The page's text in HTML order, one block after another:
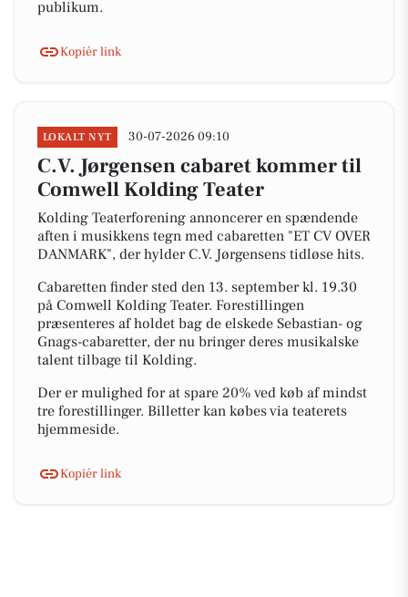
publikum.
Kopiér link
LOKALT NYT 30-07-2026 09:10
C.V. Jørgensen cabaret kommer til
Comwell Kolding Teater
Kolding Teaterforening annoncerer en spændende
aften i musikkens tegn med cabaretten "ET CV OVER
DANMARK", der hylder C.V. Jørgensens tidløse hits.
Cabaretten finder sted den 13. september kl. 19.30
på Comwell Kolding Teater. Forestillingen
præsenteres af holdet bag de elskede Sebastian- og
Gnags-cabaretter, der nu bringer deres musikalske
talent tilbage til Kolding.
Der er mulighed for at spare 20% ved køb af mindst
tre forestillinger. Billetter kan købes via teaterets
hjemmeside.
Kopiér link